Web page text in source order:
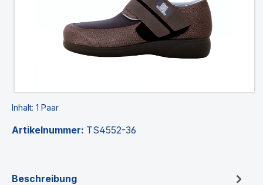
Inhalt: 1 Paar
Artikelnummer: TS4552-36
Beschreibung